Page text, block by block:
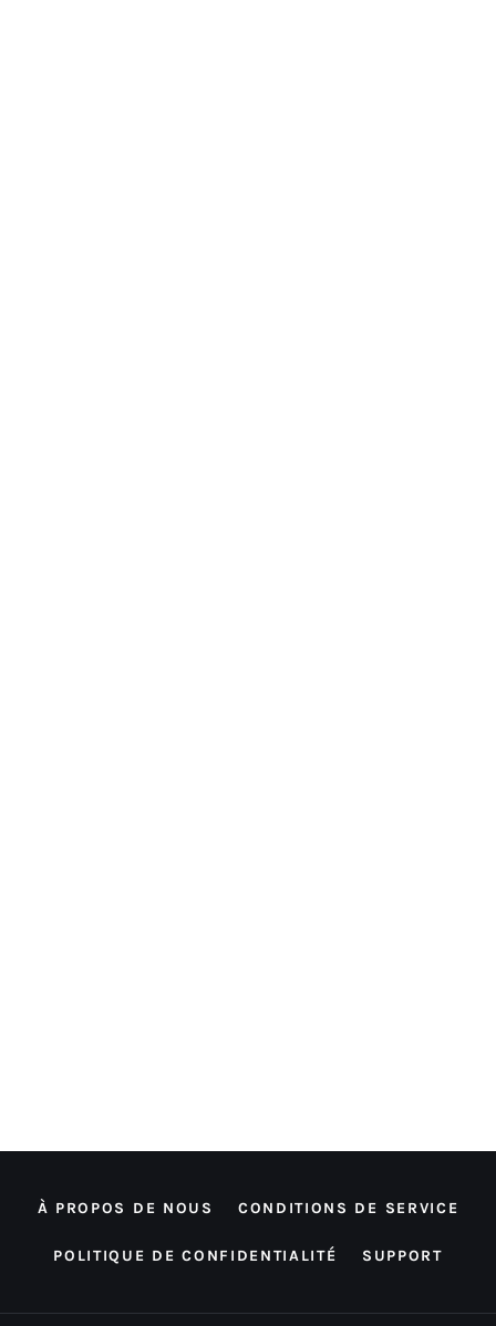
À PROPOS DE NOUS CONDITIONS DE SERVICE
POLITIQUE DE CONFIDENTIALITÉ SUPPORT